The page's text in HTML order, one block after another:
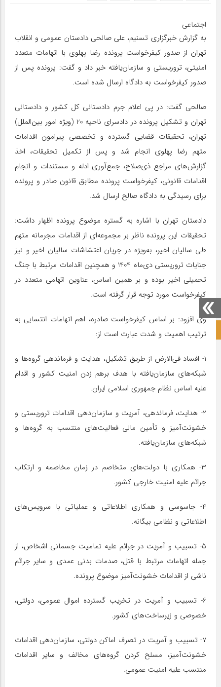
صفحه نخست آکادمی علمی
اجتماعی
به گزارش خبرگزاری تسنیم، علی صالحی دادستان عمومی و انقلاب
تهران از صدور کیفرخواست پرونده رضا پهلوی با اتهامات متعدد
امنیتی، تروریستی و سازمان‌یافته خبر داد و گفت: پرونده پس از
صدور کیفرخواست به دادگاه ارسال شده است.
صالحی گفت: در پی اعلام جرم دادستانی کل کشور و دادستانی
تهران و تشکیل پرونده در دادسرای ناحیه 20 (ویژه امور بین‌الملل)
تهران، تحقیقات قضایی گسترده و تخصصی پیرامون اقدامات
متهم رضا پهلوی انجام شد و پس از تکمیل تحقیقات، اخذ
گزارش‌های مراجع ذی‌صلاح، جمع‌آوری ادله و مستندات و انجام
اقدامات قانونی، کیفرخواست پرونده مطابق قانون صادر و پرونده
برای رسیدگی به دادگاه صالح ارسال شد.
دادستان تهران با اشاره به گستره موضوع پرونده اظهار داشت:
تحقیقات این پرونده ناظر بر مجموعه‌ای از اقدامات مجرمانه متهم
طی سالیان اخیر، به‌ویژه در جریان اغتشاشات سالیان اخیر و نیز
جنایات تروریستی دی‌ماه 1404 و همچنین اقدامات مرتبط با جنگ
تحمیلی اخیر بوده و بر همین اساس، عناوین اتهامی متعدد در
کیفرخواست مورد توجه قرار گرفته است.
وی افزود: بر اساس کیفرخواست صادره، اهم اتهامات انتسابی به
ترتیب اهمیت و شدت عبارت است از:
1- افساد فی‌الارض از طریق تشکیل، هدایت و فرماندهی گروه‌ها و
شبکه‌های سازمان‌یافته با هدف برهم زدن امنیت کشور و اقدام
علیه اساس نظام جمهوری اسلامی ایران.
2- هدایت، فرماندهی، آمریت و سازمان‌دهی اقدامات تروریستی و
خشونت‌آمیز و تأمین مالی فعالیت‌های منتسب به گروه‌ها و
شبکه‌های سازمان‌یافته.
3- همکاری با دولت‌های متخاصم در زمان مخاصمه و ارتکاب
جرائم علیه امنیت خارجی کشور.
4- جاسوسی و همکاری اطلاعاتی و عملیاتی با سرویس‌های
اطلاعاتی و نظامی بیگانه.
5- تسبیب و آمریت در جرائم علیه تمامیت جسمانی اشخاص، از
جمله اتهامات مرتبط با قتل، صدمات بدنی عمدی و سایر جرائم
ناشی از اقدامات خشونت‌آمیز موضوع پرونده.
6- تسبیب و آمریت در تخریب گسترده اموال عمومی، دولتی،
خصوصی و زیرساخت‌های کشور.
7- تسبیب و آمریت در تصرف اماکن دولتی، سازمان‌دهی اقدامات
خشونت‌آمیز، مسلح کردن گروه‌های مخالف و سایر اقدامات
منتسب علیه امنیت عمومی.